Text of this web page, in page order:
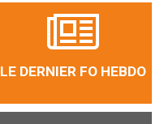
LE DERNIER FO HEBDO